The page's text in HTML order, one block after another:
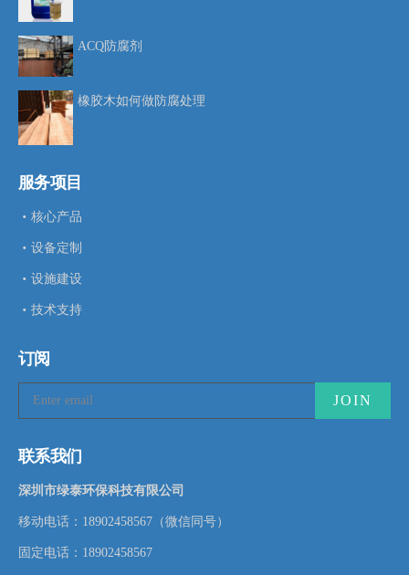
ACQ防腐剂
橡胶木如何做防腐处理
服务项目
核心产品
设备定制
设施建设
技术支持
订阅
联系我们
深圳市绿泰环保科技有限公司
移动电话：18902458567（微信同号）
固定电话：18902458567